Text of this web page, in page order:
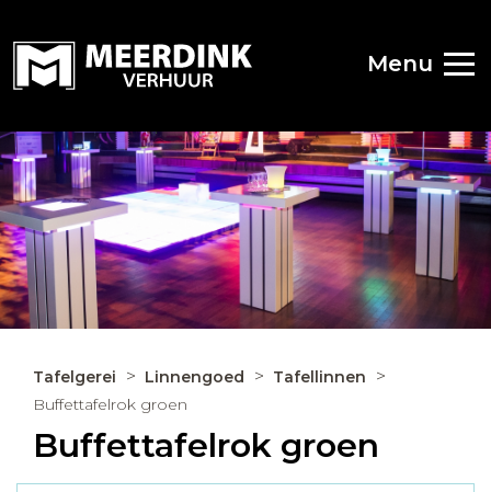
Menu
Tafelgerei Linnengoed
Tafellinnen
Buffettafelrok groen
Buffettafelrok groen